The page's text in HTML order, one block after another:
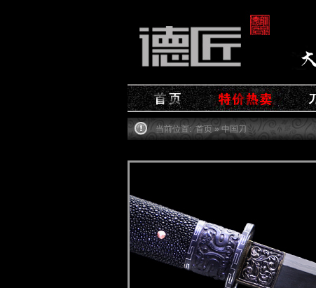
当前位置: 首页» 中国刀